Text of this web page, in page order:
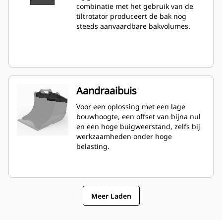
combinatie met het gebruik van de
tiltrotator produceert de bak nog
steeds aanvaardbare bakvolumes.
Aandraaibuis
Voor een oplossing met een lage
bouwhoogte, een offset van bijna nul
en een hoge buigweerstand, zelfs bij
werkzaamheden onder hoge
belasting.
Meer Laden